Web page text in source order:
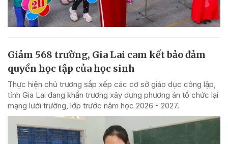
Giảm 568 trường, Gia Lai cam kết bảo đảm
quyền học tập của học sinh
Thực hiện chủ trương sắp xếp các cơ sở giáo dục công lập,
tỉnh Gia Lai đang khẩn trương xây dựng phương án tổ chức lại
mạng lưới trường, lớp trước năm học 2026 - 2027.